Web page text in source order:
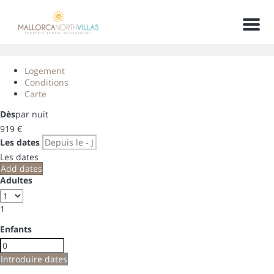
Menu
Logement
Conditions
Carte
Dèspar nuit
919 €
Les dates
Les dates
Add dates
Adultes
1
Enfants
Introduire dates